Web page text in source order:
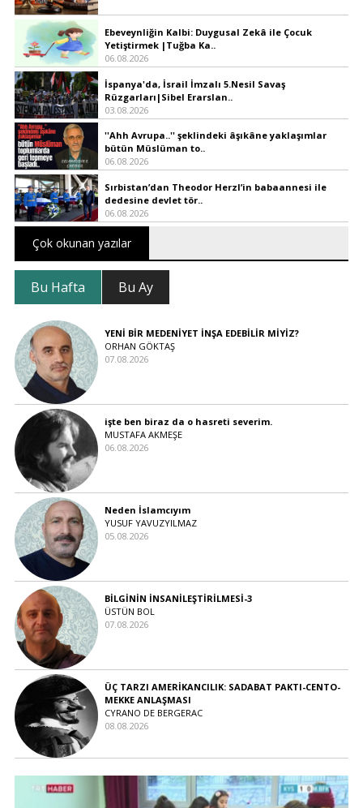
Ebeveynliğin Kalbi: Duygusal Zekâ ile Çocuk
Yetiştirmek |Tuğba Ka..
06.08.2026
İspanya'da, İsrail İmzalı 5.Nesil Savaş
Rüzgarları|Sibel Erarslan..
03.08.2026
''Ahh Avrupa..'' şeklindeki âşıkâne yaklaşımlar
bütün Müslüman to..
06.08.2026
Sırbistan’dan Theodor Herzl’in babaannesi ile
dedesine devlet tör..
06.08.2026
Çok okunan yazılar
Bu Hafta Bu Ay
YENİ BİR MEDENİYET İNŞA EDEBİLİR MİYİZ?
ORHAN GÖKTAŞ
07.08.2026
işte ben biraz da o hasreti severim.
MUSTAFA AKMEŞE
06.08.2026
Neden İslamcıyım
YUSUF YAVUZYILMAZ
05.08.2026
BİLGİNİN İNSANİLEŞTİRİLMESİ-3
ÜSTÜN BOL
07.08.2026
ÜÇ TARZI AMERİKANCILIK: SADABAT PAKTI-CENTO-
MEKKE ANLAŞMASI
CYRANO DE BERGERAC
08.08.2026